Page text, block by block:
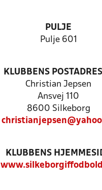
PULJE
Pulje 601
KLUBBENS
Christian Jepsen
Ansvej 110
8600 Silkeborg
KLUBBENS